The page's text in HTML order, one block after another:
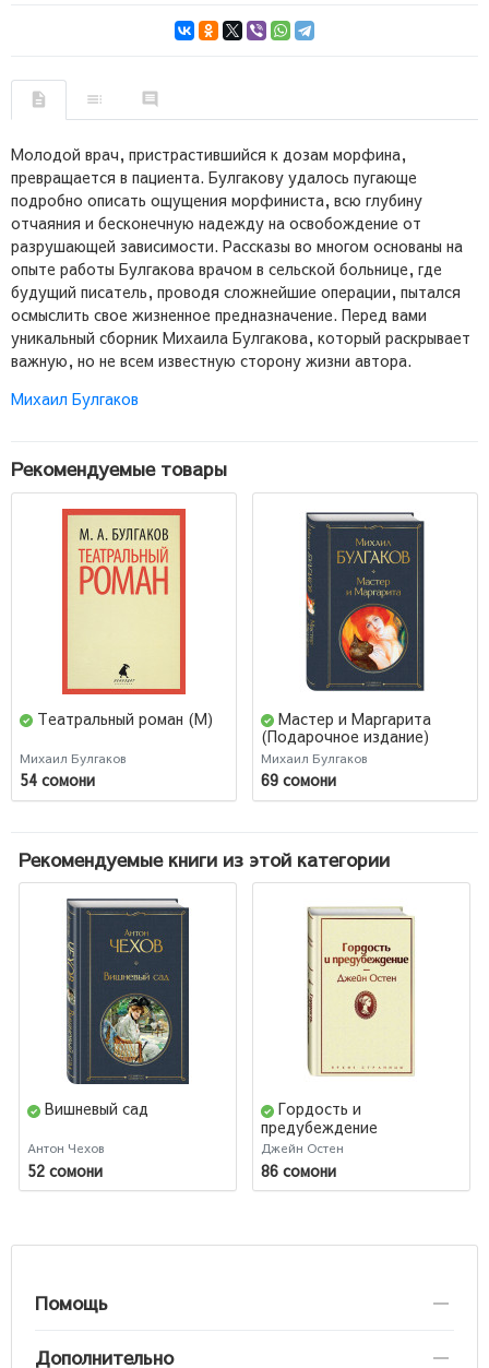
Молодой врач, пристрастившийся к дозам морфина,
превращается в пациента. Булгакову удалось пугающе
подробно описать ощущения морфиниста, всю глубину
отчаяния и бесконечную надежду на освобождение от
разрушающей зависимости. Рассказы во многом основаны на
опыте работы Булгакова врачом в сельской больнице, где
будущий писатель, проводя сложнейшие операции, пытался
осмыслить свое жизненное предназначение. Перед вами
уникальный сборник Михаила Булгакова, который раскрывает
важную, но не всем известную сторону жизни автора.
Михаил Булгаков
Рекомендуемые товары
Театральный роман (М)
Михаил Булгаков
54 сомони
Мастер и Маргарита
(Подарочное издание)
Михаил Булгаков
69 сомони
Рекомендуемые книги из этой категории
Вишневый сад
Антон Чехов
52 сомони
Гордость и
предубеждение
(Подарочное издание)
Джейн Остен
86 сомони
Помощь
Дополнительно